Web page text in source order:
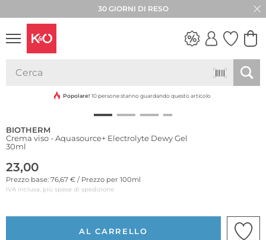
30 GIORNI DI RESO
VIBES
Popolare! 10 persone stanno guardando questo articolo
BIOTHERM
Crema viso - Aquasource+ Electrolyte Dewy Gel
30ml
23,00
Prezzo base: 76,67 € / Prezzo per 100ml
IVA inclusa, più spese di spedizione
AL CARRELLO